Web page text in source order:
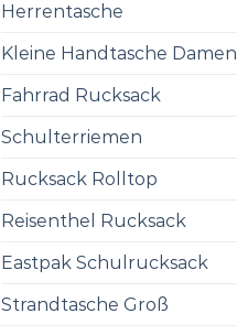
Herrentasche
Kleine Handtasche Damen
Fahrrad Rucksack
Schulterriemen
Rucksack Rolltop
Reisenthel Rucksack
Eastpak Schulrucksack
Strandtasche Groß